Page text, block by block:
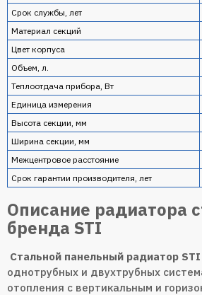
Срок службы, лет
Материал секций
Цвет корпуса
Объем, л.
Теплоотдача прибора, Вт
Единица измерения
Высота секции, мм
Ширина секции, мм
Межцентровое расстояние
Срок гарантии производителя, лет
Описание радиатора
бренда STI
Стальной панельный радиатор STI
однотрубных и двухтрубных
отопления с вертикальным и